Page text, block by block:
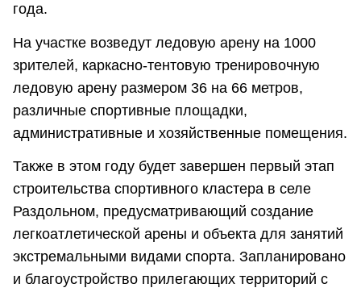
года.
На участке возведут ледовую арену на 1000
зрителей, каркасно-тентовую тренировочную
ледовую арену размером 36 на 66 метров,
различные спортивные площадки,
административные и хозяйственные помещения.
Также в этом году будет завершен первый этап
строительства спортивного кластера в селе
Раздольном, предусматривающий создание
легкоатлетической арены и объекта для занятий
экстремальными видами спорта. Запланировано
и благоустройство прилегающих территорий с